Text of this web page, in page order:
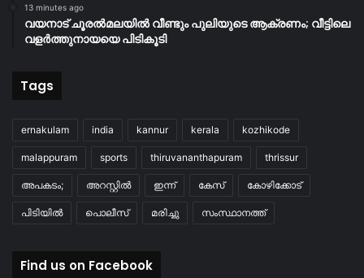
13 minutes ago
വയനാട് ചൂരൽമലയിൽ വീണ്ടും പുലിയുടെ ആക്രണം; വീട്ടിലെ
വളർത്തുനായയെ പിടികൂടി
Tags
ernakulam india kannur kerala kozhikode
malappuram sports thiruvananthapuram thrissur
അപകടം; അറസ്റ്റിൽ ഇന്ന് കേസ് കോഴിക്കോട്
പിടിയിൽ പൊലീസ് മരിച്ചു സംസ്ഥാനത്ത്
Find us on Facebook